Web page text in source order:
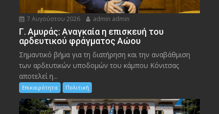
7 Αυγούστου 2026 admin admin
Γ. Αμυράς: Αναγκαία η επισκευή του
αρδευτικού φράγματος Αώου
Σημαντικό βήμα για τη διατήρηση και την αναβάθμιση
των αρδευτικών υποδομών του κάμπου Κόνιτσας
αποτελεί η...
Επικαιρότητα Πολιτική